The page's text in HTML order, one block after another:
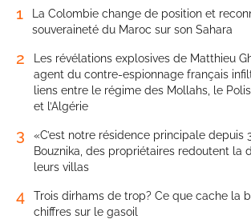
1
La Colombie change de position et
souveraineté du Maroc sur son Sahara
2
Les révélations explosives de Matthieu
agent du contre-espionnage français
liens entre le régime des Mollahs, le
et l’Algérie
3
«C’est notre résidence principale depuis
Bouznika, des propriétaires redoutent la
leurs villas
4
Trois dirhams de trop? Ce que cache la
chiffres sur le gasoil